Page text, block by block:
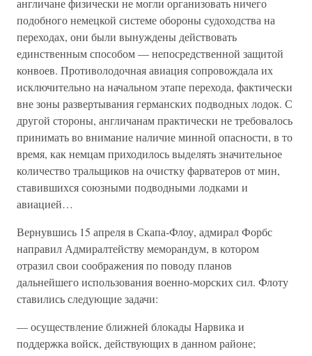
англичане физически не могли организовать ничего
подобного немецкой системе обороны судоходства на
переходах, они были вынуждены действовать
единственным способом — непосредственной защитой
конвоев. Противолодочная авиация сопровождала их
исключительно на начальном этапе перехода, фактически
вне зоны развертывания германских подводных лодок. С
другой стороны, англичанам практически не требовалось
принимать во внимание наличие минной опасности, в то
время, как немцам приходилось выделять значительное
количество тральщиков на очистку фарватеров от мин,
ставившихся союзными подводными лодками и
авиацией…
Вернувшись 15 апреля в Скапа-Флоу, адмирал Форбс
направил Адмиралтейству меморандум, в котором
отразил свои соображения по поводу планов
дальнейшего использования военно-морских сил. Флоту
ставились следующие задачи:
— осуществление ближней блокады Нарвика и
поддержка войск, действующих в данном районе;